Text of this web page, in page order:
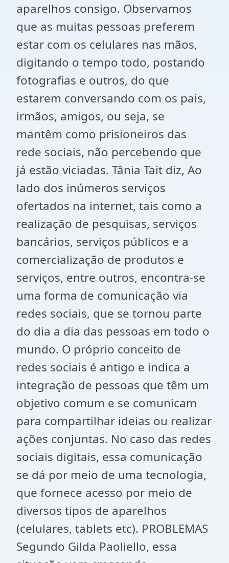
aparelhos consigo. Observamos
que as muitas pessoas preferem
estar com os celulares nas mãos,
digitando o tempo todo, postando
fotografias e outros, do que
estarem conversando com os pais,
irmãos, amigos, ou seja, se
mantêm como prisioneiros das
rede sociais, não percebendo que
já estão viciadas. Tânia Tait diz, Ao
lado dos inúmeros serviços
ofertados na internet, tais como a
realização de pesquisas, serviços
bancários, serviços públicos e a
comercialização de produtos e
serviços, entre outros, encontra-se
uma forma de comunicação via
redes sociais, que se tornou parte
do dia a dia das pessoas em todo o
mundo. O próprio conceito de
redes sociais é antigo e indica a
integração de pessoas que têm um
objetivo comum e se comunicam
para compartilhar ideias ou realizar
ações conjuntas. No caso das redes
sociais digitais, essa comunicação
se dá por meio de uma tecnologia,
que fornece acesso por meio de
diversos tipos de aparelhos
(celulares, tablets etc). PROBLEMAS
Segundo Gilda Paoliello, essa